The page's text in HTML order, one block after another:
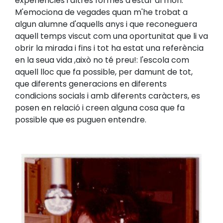
M'emociona de vegades quan m'he trobat a
algun alumne d'aquells anys i que reconeguera
aquell temps viscut com una oportunitat que li va
obrir la mirada i fins i tot ha estat una referència
en la seua vida,això no té preu!: l'escola com
aquell lloc que fa possible, per damunt de tot,
que diferents generacions en diferents
condicions socials i amb diferents caràcters, es
posen en relació i creen alguna cosa que fa
possible que es puguen entendre.